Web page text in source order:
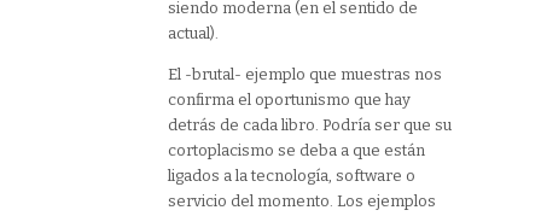
siendo moderna (en el sentido de
actual).
El -brutal- ejemplo que muestras nos
confirma el oportunismo que hay
detrás de cada libro. Podría ser que su
cortoplacismo se deba a que están
ligados a la tecnología, software o
servicio del momento. Los ejemplos